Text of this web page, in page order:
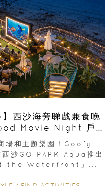
西沙海旁睇戲兼食晚
Movie Night 戶
場和主題樂園！Goofy
沙GO PARK Aqua推出
the Waterfront」...